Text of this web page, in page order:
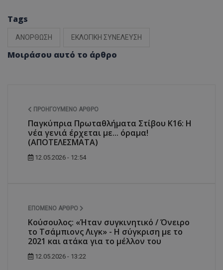
Tags
ΑΝΟΡΘΩΣΗ ΕΚΛΟΓΙΚΗ ΣΥΝΕΛΕΥΣΗ
Μοιράσου αυτό το άρθρο
ΠΡΟΗΓΟΎΜΕΝΟ ΆΡΘΡΟ
Παγκύπρια Πρωταθλήματα Στίβου Κ16: Η
νέα γενιά έρχεται με... όραμα!
(ΑΠΟΤΕΛΕΣΜΑΤΑ)
12.05.2026 - 12:54
ΕΠΌΜΕΝΟ ΆΡΘΡΟ
Κούσουλος: «Ήταν συγκινητικό / Όνειρο
το Τσάμπιονς Λιγκ» - Η σύγκριση με το
2021 και ατάκα για το μέλλον του
12.05.2026 - 13:22